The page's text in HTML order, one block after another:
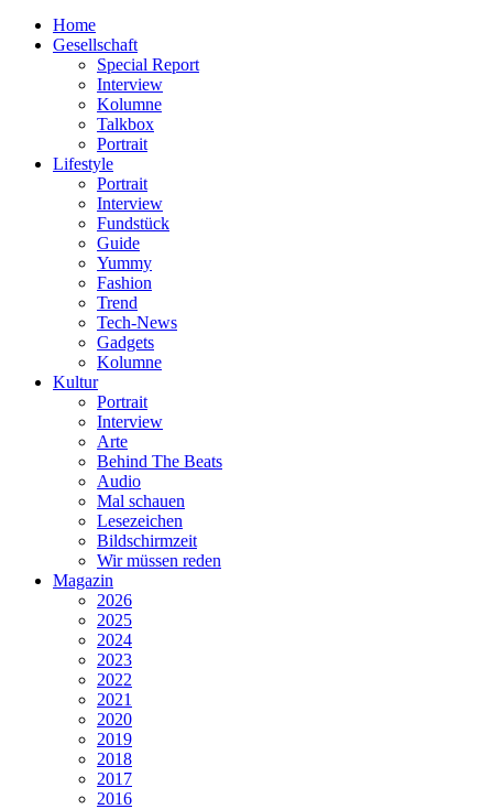
Home
Gesellschaft
Special Report
Interview
Kolumne
Talkbox
Portrait
Lifestyle
Portrait
Interview
Fundstück
Guide
Yummy
Fashion
Trend
Tech-News
Gadgets
Kolumne
Kultur
Portrait
Interview
Arte
Behind The Beats
Audio
Mal schauen
Lesezeichen
Bildschirmzeit
Wir müssen reden
Magazin
2026
2025
2024
2023
2022
2021
2020
2019
2018
2017
2016